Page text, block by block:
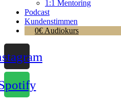
1:1 Mentoring
Podcast
Kundenstimmen
0€ Audiokurs